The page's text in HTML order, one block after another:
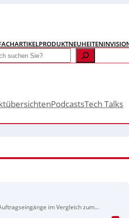
PRODUKTNEUHEITEN
PodcastsTech Talks
im Vergleich zum